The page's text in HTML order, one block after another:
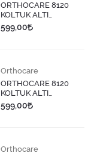
ORTHOCARE 8120
KOLTUK ALTI
DEĞNEĞİ MEDİUM 1
ADET
599,00
Orthocare
ORTHOCARE 8120
KOLTUK ALTI
DEĞNEĞİ LARGE 1
ADET
599,00
Orthocare